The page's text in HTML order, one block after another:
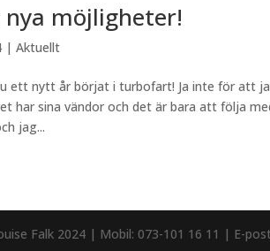
möjligheter!
|Aktuellt
ett nytt år börjat i turbofart! Ja inte för att
har sina vändor och det är bara att följa
jag...
Falk 2024 | Mobil: 073-101 16 11 | E-